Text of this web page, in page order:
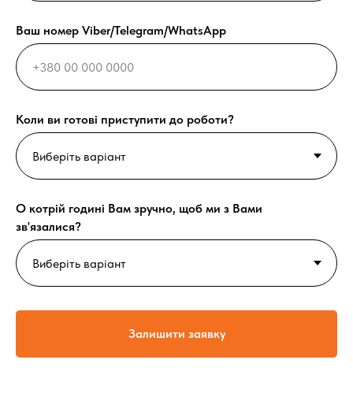
Ваш номер Viber/Telegram/WhatsApp
Коли ви готові приступити до роботи?
О котрій годині Вам зручно, щоб ми з Вами
зв'язалися?
Залишити заявку